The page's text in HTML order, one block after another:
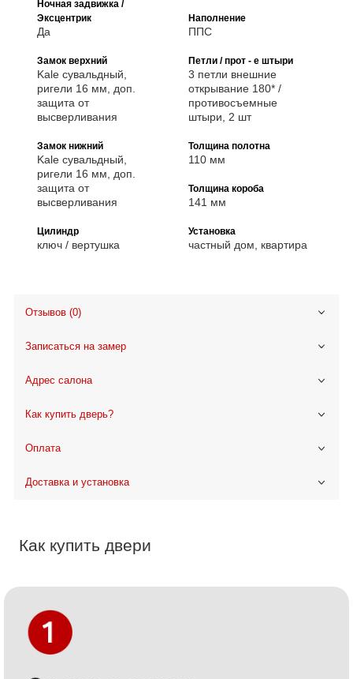
Ночная задвижка /
Эксцентрик
Да
Замок верхний
Kale сувальдный,
ригели 16 мм, доп.
защита от
высверливания
Замок нижний
Kale сувальдный,
ригели 16 мм, доп.
защита от
высверливания
Цилиндр
ключ / вертушка
Наполнение
ППС
Петли / прот - е штыри
3 петли внешние
открывание 180* /
противосъемные
штыри, 2 шт
Толщина полотна
110 мм
Толщина короба
141 мм
Установка
частный дом, квартира
Отзывов (0)
Записаться на замер
Адрес салона
Как купить дверь?
Оплата
Доставка и установка
Как купить двери